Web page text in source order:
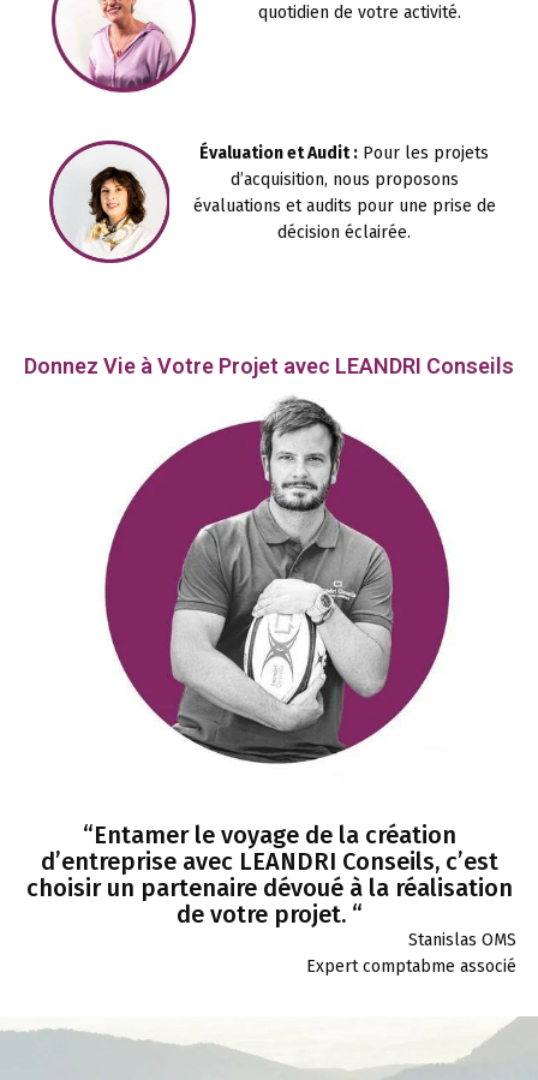
quotidien de votre activité.
Évaluation et Audit : Pour les projets
d’acquisition, nous proposons
évaluations et audits pour une prise de
décision éclairée.
Donnez Vie à Votre Projet avec LEANDRI Conseils
“Entamer le voyage de la création
d’entreprise avec LEANDRI Conseils, c’est
choisir un partenaire dévoué à la réalisation
de votre projet. “
Stanislas OMS
Expert comptabme associé